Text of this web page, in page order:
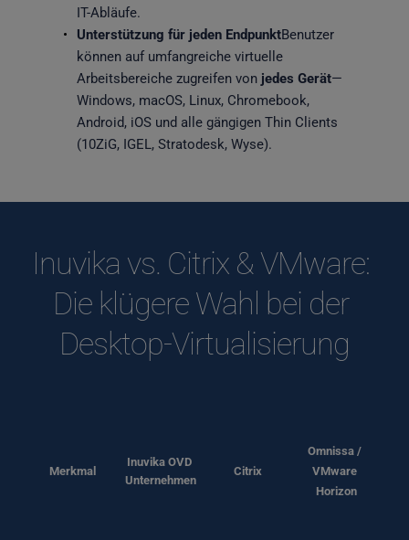
IT-Abläufe.
Unterstützung für jeden EndpunktBenutzer
können auf umfangreiche virtuelle
Arbeitsbereiche zugreifen von jedes Gerät—
Windows, macOS, Linux, Chromebook,
Android, iOS und alle gängigen Thin Clients
(10ZiG, IGEL, Stratodesk, Wyse).
Inuvika vs. Citrix & VMware:
Die klügere Wahl bei der
Desktop-Virtualisierung
Merkmal
Inuvika OVD
Unternehmen
Citrix
Omnissa /
VMware
Horizon